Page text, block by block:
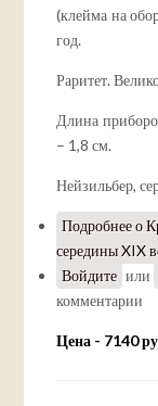
(клейма на
год.
Раритет.
Длина
– 1,8 см.
Нейзильбер,
Подробнеео
середины XIX
Войдите или
комментарии
Цена - 7140